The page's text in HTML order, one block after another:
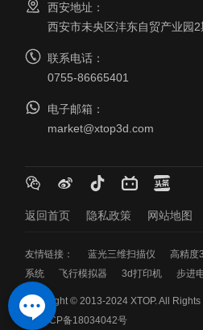
西安地址：
西安市未央区沣东自贸产业园
联系电话：
0755-86665401
电子邮箱：
market@xtop3d.com
返回首页 隐私政策 网站地图
友情链接： 蓝光三维扫描仪 高精度
系统
飞行模拟器 3d打印机 步进
Copyright © 2013-2024 XTOP. All
粤ICP备18034042号